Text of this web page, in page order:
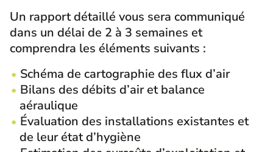
Un rapport détaillé vous sera communiqué
dans un délai de 2 à 3 semaines et
comprendra les éléments suivants :
Schéma de cartographie des flux d’air
Bilans des débits d’air et balance
aéraulique
Évaluation des installations existantes et
de leur état d’hygiène